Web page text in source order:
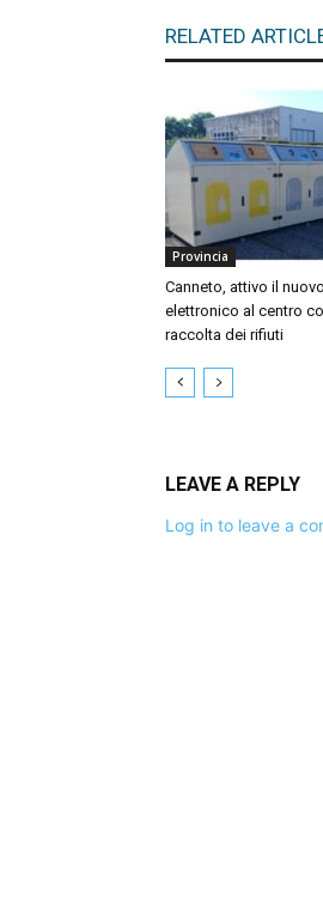
RELATED
Provincia
Canneto, attivo il
elettronico al centro
raccolta dei rifiuti
LEAVE A REPLY
Log in to leave a